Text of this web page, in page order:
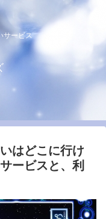
サービス
はどこに行け
ービスと、利